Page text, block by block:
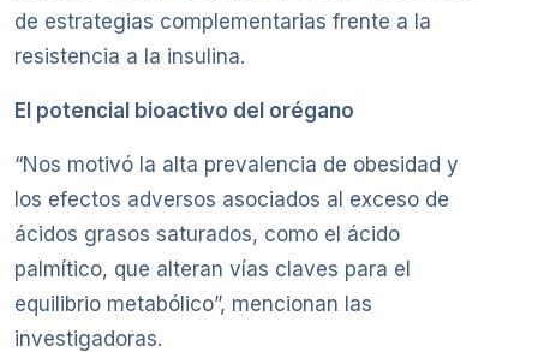
de estrategias complementarias frente a la
resistencia a la insulina.
El potencial bioactivo del orégano
“Nos motivó la alta prevalencia de obesidad y
los efectos adversos asociados al exceso de
ácidos grasos saturados, como el ácido
palmítico, que alteran vías claves para el
equilibrio metabólico”, mencionan las
investigadoras.